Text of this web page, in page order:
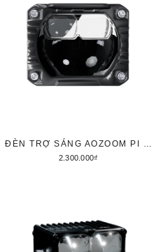
ĐÈN TRỢ SÁNG AOZOOM PI 35 (Π35)
2.300.000₫